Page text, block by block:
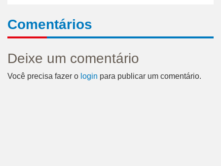
Comentários
Deixe um comentário
Você precisa fazer o login para publicar um comentário.